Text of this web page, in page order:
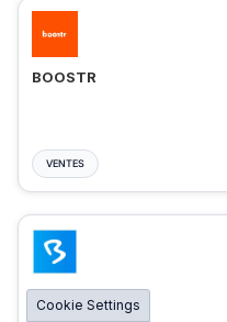
BOOSTR
VENTES
BIGMARKER
Cookie Settings